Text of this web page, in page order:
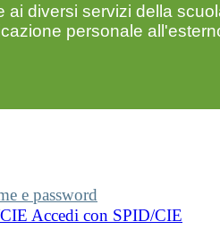
ai diversi servizi della
personale
e password
Accedi con SPID/CIE